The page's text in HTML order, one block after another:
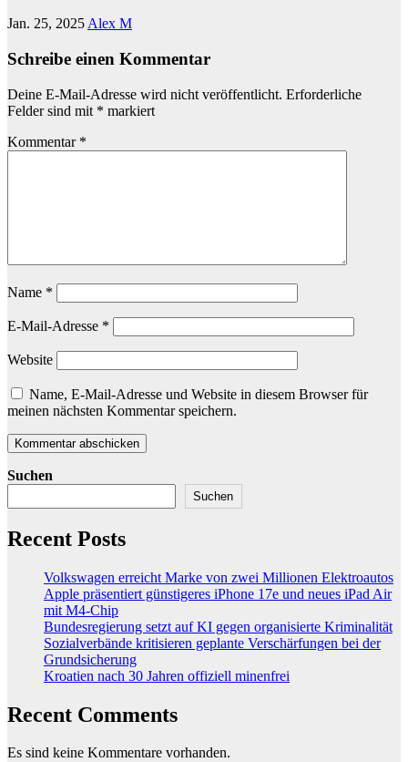
Jan. 25, 2025 Alex M
Schreibe einen Kommentar
Deine E-Mail-Adresse wird nicht veröffentlicht. Erforderliche
Felder sind mit * markiert
Kommentar *
Name *
E-Mail-Adresse *
Website
Name, E-Mail-Adresse und Website in diesem Browser für
meinen nächsten Kommentar speichern.
Suchen
Suchen
Recent Posts
Volkswagen erreicht Marke von zwei Millionen Elektroautos
Apple präsentiert günstigeres iPhone 17e und neues iPad Air
mit M4-Chip
Bundesregierung setzt auf KI gegen organisierte Kriminalität
Sozialverbände kritisieren geplante Verschärfungen bei der
Grundsicherung
Kroatien nach 30 Jahren offiziell minenfrei
Recent Comments
Es sind keine Kommentare vorhanden.